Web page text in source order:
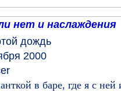
нет и наслаждения
дождь
2000
в баре, где я с